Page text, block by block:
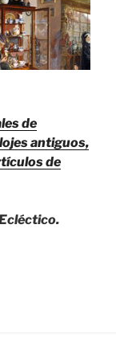
de
antiguos,
de